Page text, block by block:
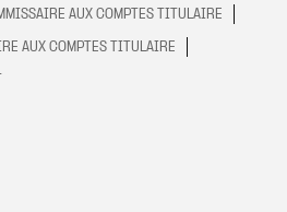
AUX COMPTES TITULAIRE
AUX COMPTES TITULAIRE